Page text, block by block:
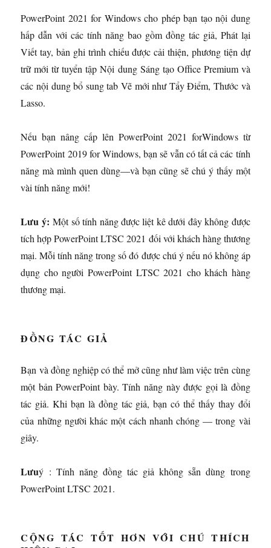
PowerPoint 2021 for Windows cho phép bạn tạo nội dung
hấp dẫn với các tính năng bao gồm đồng tác giả, Phát lại
Viết tay, bản ghi trình chiếu được cải thiện, phương tiện dự
trữ mới từ tuyển tập Nội dung Sáng tạo Office Premium và
các nội dung bổ sung tab Vẽ mới như Tẩy Điểm, Thước và
Lasso.
Nếu bạn nâng cấp lên PowerPoint 2021 forWindows từ
PowerPoint 2019 for Windows, bạn sẽ vẫn có tất cả các tính
năng mà mình quen dùng—và bạn cũng sẽ chú ý thấy một
vài tính năng mới!
Lưu ý:Một số tính năng được liệt kê dưới đây không được
tích hợp PowerPoint LTSC 2021 đối với khách hàng thương
mại. Mỗi tính năng trong số đó được chú ý nếu nó không áp
dụng cho người PowerPoint LTSC 2021 cho khách hàng
thương mại.
ĐỒNG TÁC GIẢ
Bạn và đồng nghiệp có thể mở cũng như làm việc trên cùng
một bản PowerPoint bày. Tính năng này được gọi là đồng
tác giả. Khi bạn là đồng tác giả, bạn có thể thấy thay đổi
của những người khác một cách nhanh chóng — trong vài
giây.
Lưuý : Tính năng đồng tác giả không sẵn dùng trong
PowerPoint LTSC 2021.
CỘNG TÁC TỐT HƠN VỚI CHÚ THÍCH